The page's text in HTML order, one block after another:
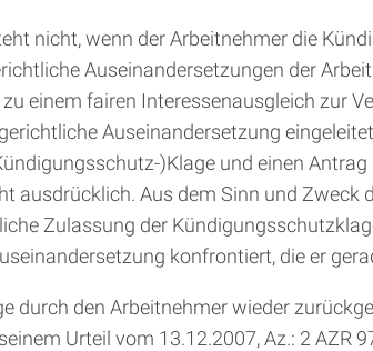
nicht, wenn der Arbeitnehmer die
Auseinandersetzungen der
einem fairen Interessenausgleich zur
Auseinandersetzung
)Klage und einen
ausdrücklich. Aus dem Sinn und
Zulassung der
konfrontiert, die er
durch den Arbeitnehmer wieder
Urteil vom 13.12.2007, Az.: 2 AZR